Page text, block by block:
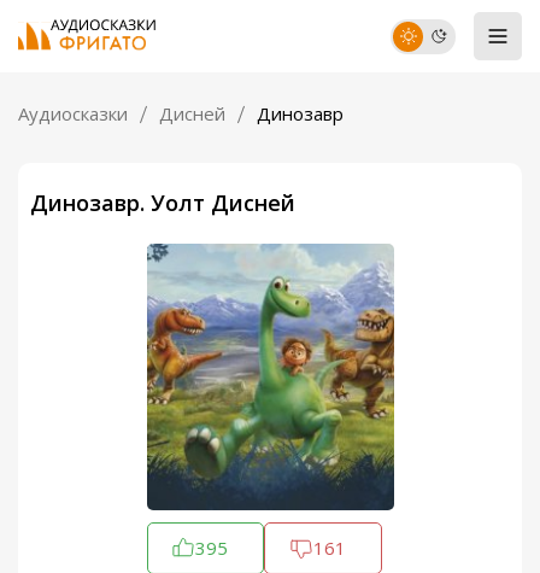
Аудиосказки Дисней Динозавр
Динозавр. Уолт Дисней
395 161